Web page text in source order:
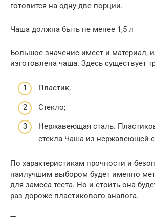
готовится на одну-две порции.
Чаша должна быть не менее 1,5 л
Большое значение имеет и материал,
изготовлена чаша. Здесь существует
Пластик;
Стекло;
Нержавеющая сталь.
стекла Чаша из нержавеющей
По характеристикам прочности и
наилучшим выбором будет именно
для замеса теста. Но и стоить она
раз дороже пластикового аналога.